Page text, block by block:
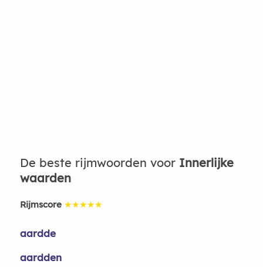
De beste rijmwoorden voor Innerlijke
waarden
Rijmscore ★★★★★
aardde
aardden